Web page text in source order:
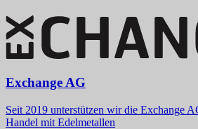
Exchange AG
Seit 2019 unterstützen wir die Exchange
Handel mit Edelmetallen